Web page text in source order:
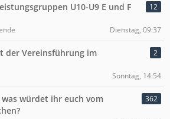
U10-U9 E und F
12
Dienstag, 09:37
der Vereinsführung im
2
Sonntag, 14:54
würdet ihr euch vom
362